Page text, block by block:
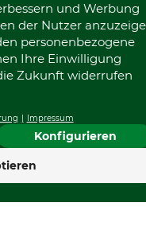
und Werbung
der Nutzer
personenbezogene
Ihre Einwilligung
Zukunft widerrufen
Impressum
Konfigurieren